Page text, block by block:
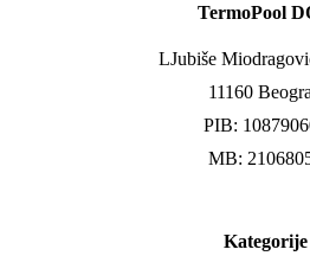
TermoPool
LJubiše
11160
PIB:
MB:
Kategorije